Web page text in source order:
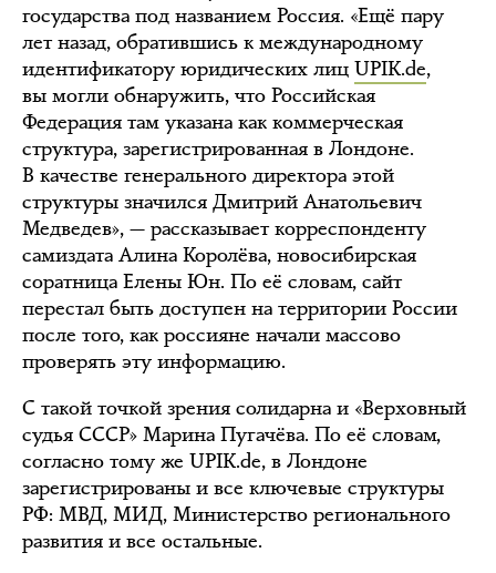
государства под названием Россия. «Ещё пару
лет назад, обратившись к международному
идентификатору юридических лиц UPIK.de,
вы могли обнаружить, что Российская
Федерация там указана как коммерческая
структура, зарегистрированная в Лондоне.
В качестве генерального директора этой
структуры значился Дмитрий Анатольевич
Медведев», — рассказывает корреспонденту
самиздата Алина Королёва, новосибирская
соратница Елены Юн. По её словам, сайт
перестал быть доступен на территории России
после того, как россияне начали массово
проверять эту информацию.
С такой точкой зрения солидарна и «Верховный
судья СССР» Марина Пугачёва. По её словам,
согласно тому же UPIK.de, в Лондоне
зарегистрированы и все ключевые структуры
РФ: МВД, МИД, Министерство регионального
развития и все остальные.